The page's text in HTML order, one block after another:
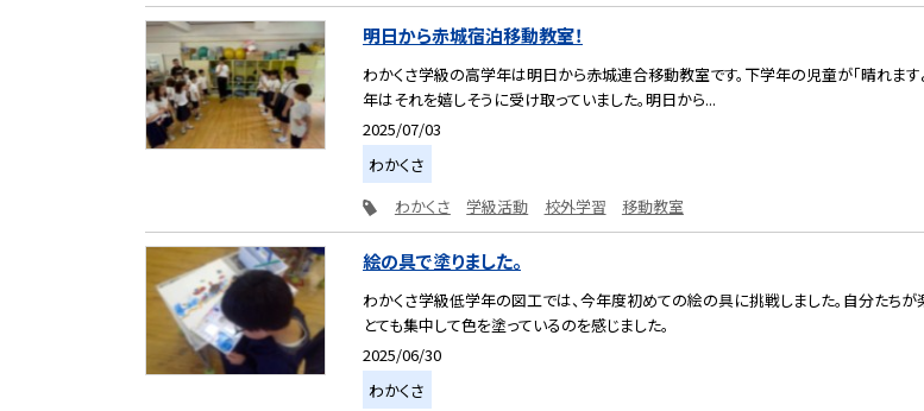
明日から赤城宿泊移動教室！
わかくさ学級の高学年は明日から赤城連合移動教室です。下学年の児童が「晴れます
年はそれを嬉しそうに受け取っていました。明日から...
2025/07/03
わかくさ
わかくさ
学級活動 校外学習 移動教室
絵の具で塗りました。
わかくさ学級低学年の図工では、今年度初めての絵の具に挑戦しました。自分たちが
とても集中して色を塗っているのを感じました。
2025/06/30
わかくさ